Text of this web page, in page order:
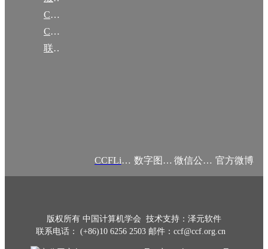
CCF大事记
CCF创建60周年
联系我们
CCFLink APP 数字图书馆 微信公众号 官方微博
版权所有 中国计算机学会 技术支持：泽元软件
联系电话： (+86)10 6256 2503 邮件：ccf@ccf.org.cn